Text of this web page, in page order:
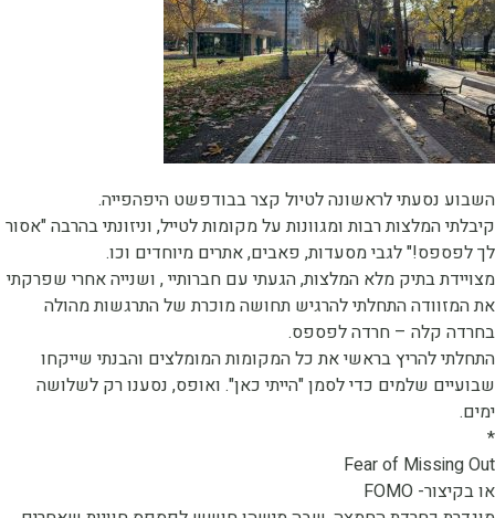
השבוע נסעתי לראשונה לטיול קצר בבודפשט היפהפייה.
קיבלתי המלצות רבות ומגוונות על מקומות לטייל, וניזונתי בהרבה "אסור
לך לפספס!" לגבי מסעדות, פאבים, אתרים מיוחדים וכו.
מצויידת בתיק מלא המלצות, הגעתי עם חברותיי , ושנייה אחרי שפרקתי
את המזוודה התחלתי להרגיש תחושה מוכרת של התרגשות מהולה
בחרדה קלה – חרדה לפספס.
התחלתי להריץ בראשי את כל המקומות המומלצים והבנתי שייקחו
שבועיים שלמים כדי לסמן "הייתי כאן". ואופס, נסענו רק לשלושה
ימים.
*
Fear of Missing Out
או בקיצור- FOMO